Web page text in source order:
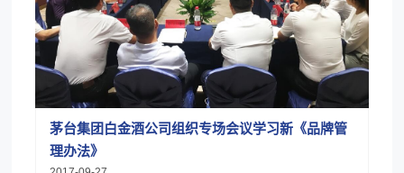
茅台集团白金酒公司组织专场会议学习新《品牌管
理办法》